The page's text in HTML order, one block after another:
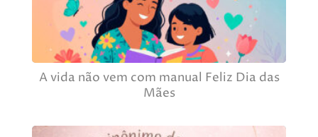
A vida não vem com manual Feliz Dia das
Mães